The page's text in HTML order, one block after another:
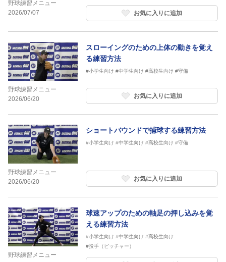
野球練習メニュー
2026/07/07
お気に入りに追加
野球練習メニュー
2026/06/20
スローイングのための上体の動きを覚え
る練習方法
#小学生向け #中学生向け #高校生向け #守備
お気に入りに追加
野球練習メニュー
2026/06/20
ショートバウンドで捕球する練習方法
#小学生向け #中学生向け #高校生向け #守備
お気に入りに追加
野球練習メニュー
球速アップのための軸足の押し込みを覚
える練習方法
#小学生向け #中学生向け #高校生向け
#投手（ピッチャー）